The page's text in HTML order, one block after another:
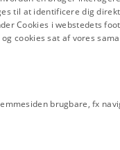
ikke
til at identificere dig
Cookies i webstedets
cookies sat af vores
brugbare, fx